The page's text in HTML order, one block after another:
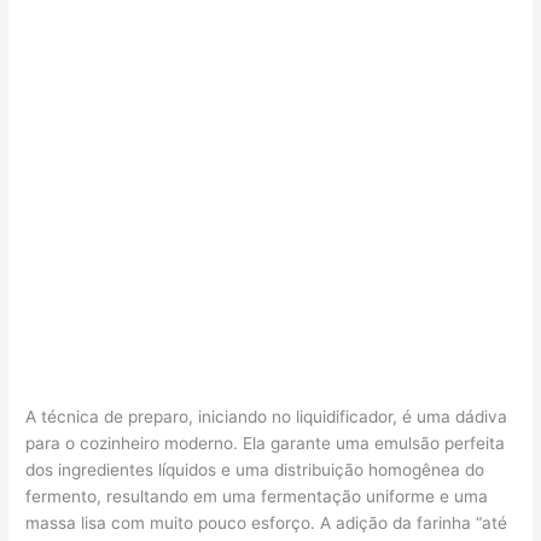
A técnica de preparo, iniciando no liquidificador, é uma dádiva
para o cozinheiro moderno. Ela garante uma emulsão perfeita
dos ingredientes líquidos e uma distribuição homogênea do
fermento, resultando em uma fermentação uniforme e uma
massa lisa com muito pouco esforço. A adição da farinha “até